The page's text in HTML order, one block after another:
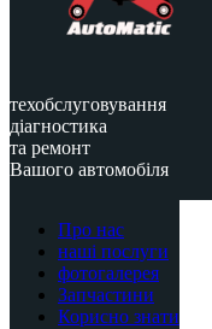
техобслуговування
діагностика
та ремонт
Вашого автомобіля
Про нас
наші послуги
фотогалерея
Запчастини
Корисно знати